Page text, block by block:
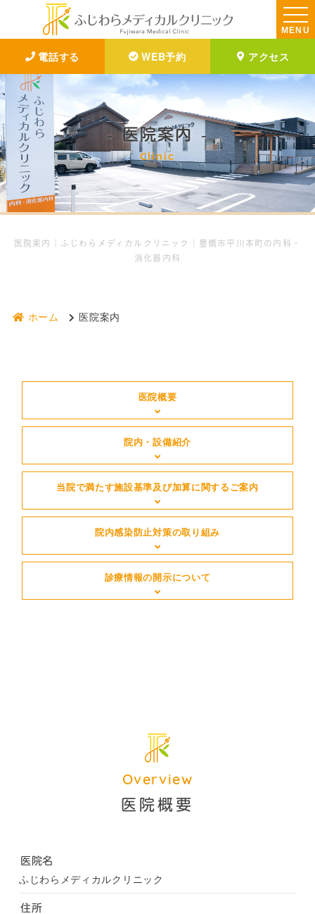
MENU
電話する WEB予約 アクセス
医院案内
Clinic
医院案内｜ふじわらメディカルクリニック｜豊橋市平川本町の内科・
消化器内科
ホーム 医院案内
医院概要
院内・設備紹介
当院で満たす施設基準及び加算に関するご案内
院内感染防止対策の取り組み
診療情報の開示について
Overview
医院概要
医院名
ふじわらメディカルクリニック
住所